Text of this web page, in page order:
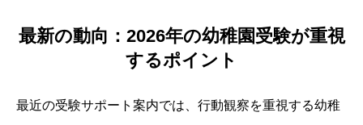
最新の動向：2026年の幼稚園受験が重視
するポイント
最近の受験サポート案内では、行動観察を重視する幼稚